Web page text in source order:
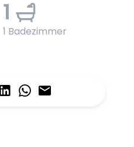
1
1 Badezimmer